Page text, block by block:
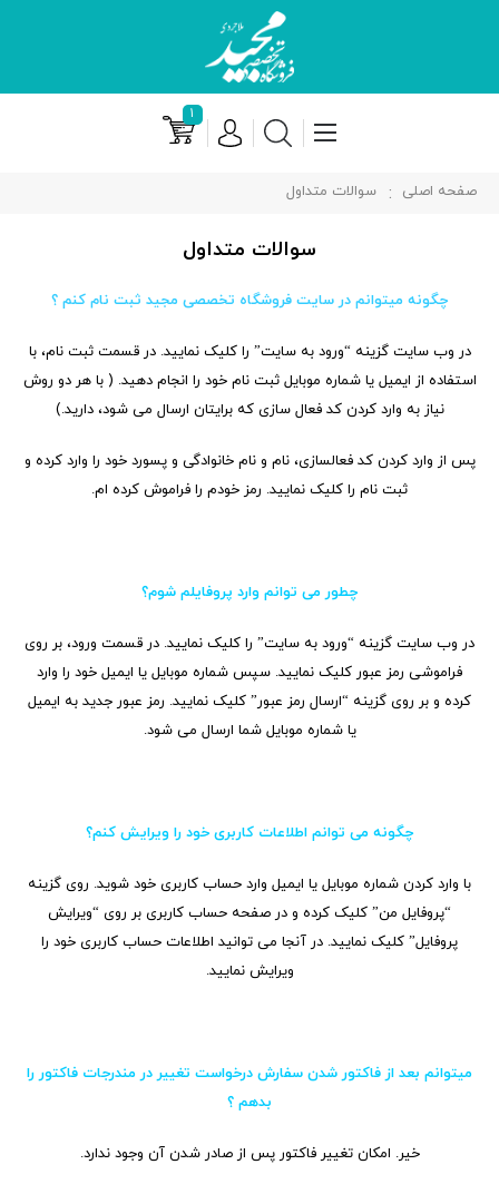
۱
صفحه اصلی سوالات متداول
سوالات متداول
چگونه میتوانم در سایت فروشگاه تخصصی مجید ثبت نام کنم ؟
در وب سایت گزینه “ورود به سایت” را کلیک نمایید. در قسمت ثبت نام، با
استفاده از ایمیل یا شماره موبایل ثبت نام خود را انجام دهید. ( با هر دو روش
نیاز به وارد کردن کد فعال سازی که برایتان ارسال می شود، دارید.)
پس از وارد کردن کد فعالسازی، نام و نام خانوادگی و پسورد خود را وارد کرده و
ثبت نام را کلیک نمایید. رمز خودم را فراموش کرده ام.
چطور می توانم وارد پروفایلم شوم؟
در وب سایت گزینه “ورود به سایت” را کلیک نمایید. در قسمت ورود، بر روی
فراموشی رمز عبور کلیک نمایید. سپس شماره موبایل یا ایمیل خود را وارد
کرده و بر روی گزینه “ارسال رمز عبور” کلیک نمایید. رمز عبور جدید به ایمیل
یا شماره موبایل شما ارسال می شود.
چگونه می توانم اطلاعات کاربری خود را ویرایش کنم؟
با وارد کردن شماره موبایل یا ایمیل وارد حساب کاربری خود شوید. روی گزینه
“پروفایل من” کلیک کرده و در صفحه حساب کاربری بر روی “ویرایش
پروفایل” کلیک نمایید. در آنجا می توانید اطلاعات حساب کاربری خود را
ویرایش نمایید.
میتوانم بعد از فاکتور شدن سفارش درخواست تغییر در مندرجات فاکتور را
بدهم ؟
خیر. امکان تغییر فاکتور پس از صادر شدن آن وجود ندارد.